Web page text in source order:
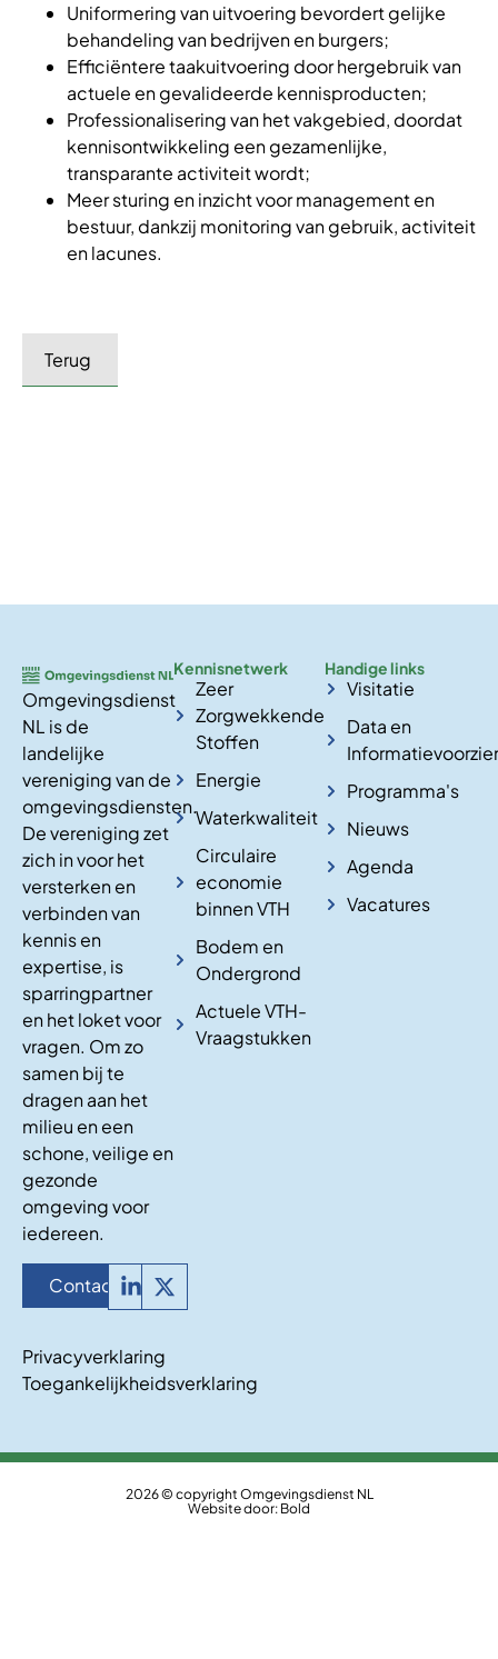
Uniformering van uitvoering bevordert gelijke
behandeling van bedrijven en burgers;
Efficiëntere taakuitvoering door hergebruik van
actuele en gevalideerde kennisproducten;
Professionalisering van het vakgebied, doordat
kennisontwikkeling een gezamenlijke,
transparante activiteit wordt;
Meer sturing en inzicht voor management en
bestuur, dankzij monitoring van gebruik, activiteit
en lacunes.
Terug
Omgevingsdienst
NL is de
landelijke
vereniging van de
omgevingsdiensten.
De vereniging zet
zich in voor het
versterken en
verbinden van
kennis en
expertise, is
sparringpartner
en het loket voor
vragen. Om zo
samen bij te
dragen aan het
milieu en een
schone, veilige en
gezonde
omgeving voor
iedereen.
Contact
Kennisnetwerk
Zeer
Zorgwekkende
Stoffen
Energie
Waterkwaliteit
Circulaire
economie
binnen VTH
Bodem en
Ondergrond
Actuele VTH-
Vraagstukken
Handige links
Visitatie
Data en
Programma's
Nieuws
Agenda
Vacatures
Privacyverklaring
Toegankelijkheidsverklaring
2026 © copyright Omgevingsdienst NL
Website door: Bold